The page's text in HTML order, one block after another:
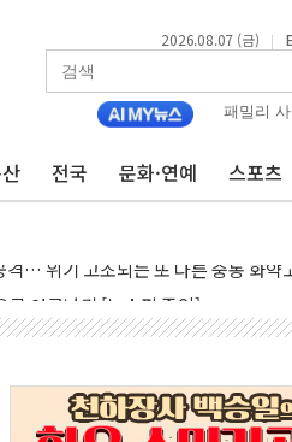
2026.08.07 (금) |
패밀리
전국 문화·연예 스포츠
한낮 총수요 104.3GW 기록
여름나기 [뉴스핌 줌인]
제 실시
사망
누적 온열질환자 2872명